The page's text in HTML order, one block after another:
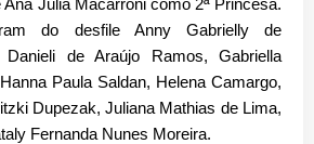
do desfile Anny Gabrielly de
Danieli de Araújo Ramos, Gabriella
Paula Saldan, Helena Camargo,
Dupezak, Juliana Mathias de Lima,
Fernanda Nunes Moreira.